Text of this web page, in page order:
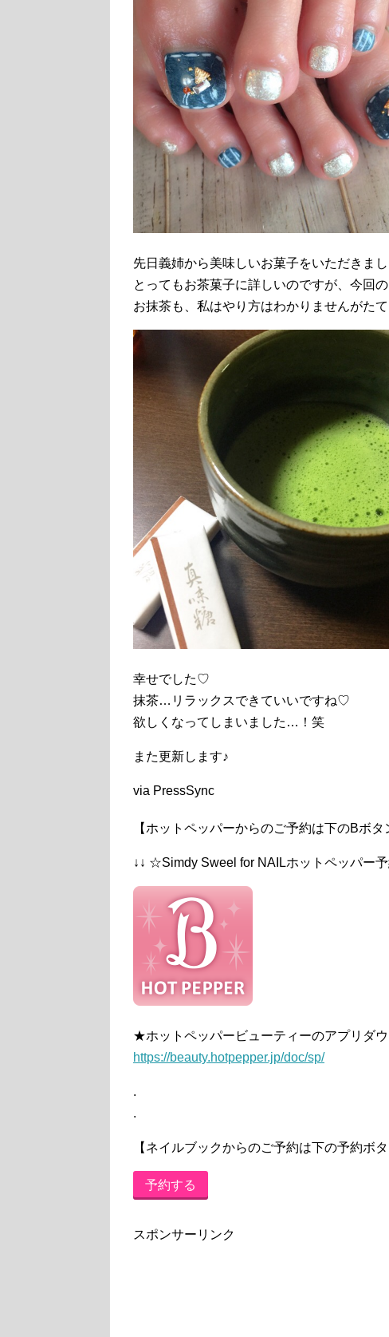
先日義姉から美味しいお菓子をいただきま
とってもお茶菓子に詳しいのですが、今回
お抹茶も、私はやり方はわかりませんがた
幸せでした♡
抹茶…リラックスできていいですね♡
欲しくなってしまいました…！笑
また更新します♪
via PressSync
【ホットペッパーからのご予約は下のBボタ
↓↓ ☆Simdy Sweel for NAILホットペッパー
★ホットペッパービューティーのアプリダ
https://beauty.hotpepper.jp/doc/sp/
.
.
【ネイルブックからのご予約は下の予約ボタ
予約する
スポンサーリンク